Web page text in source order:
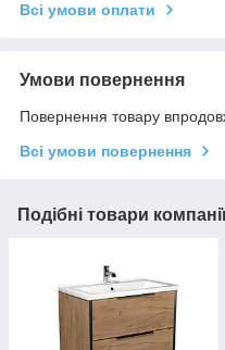
Всі умови оплати
Умови повернення
Повернення товару
Всі умови повернення
Подібні товари